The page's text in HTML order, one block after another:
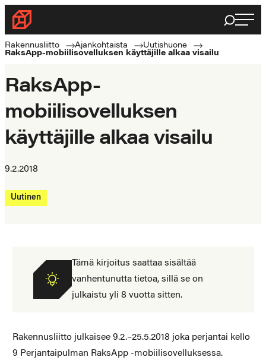
Siirry
suoraan
sisältöön
Rakennusliitto
Rakennusalan
ammattilaisten
Haku
Rakennusliitto Ajankohtaista
Uutishuone
RaksApp-mobiilisovelluksen käyttäjille alkaa visailu
RaksApp-
mobiilisovelluksen
käyttäjille alkaa visailu
9.2.2018
Uutinen
Tämä kirjoitus saattaa sisältää
vanhentunutta tietoa, sillä se on
julkaistu yli 8 vuotta sitten.
Rakennusliitto julkaisee 9.2.–25.5.2018 joka perjantai kello
9 Perjantaipulman RaksApp -mobiilisovelluksessa.